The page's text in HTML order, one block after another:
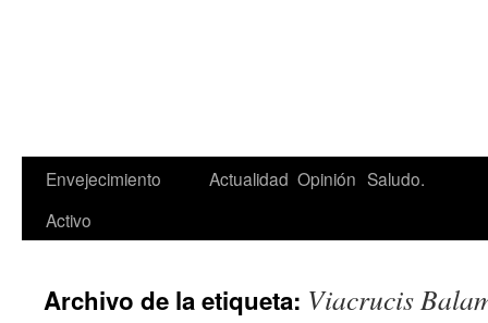
Saltar
Envejecimiento
Activo
Actualidad Opinión Saludo.
Archivo de la etiqueta: Viacrucis